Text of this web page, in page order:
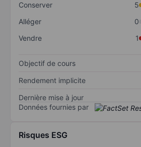
Conserver
5
Alléger
0
Vendre
1
Objectif de cours
Rendement implicite
Dernière mise à jour
Données fournies par
Risques ESG